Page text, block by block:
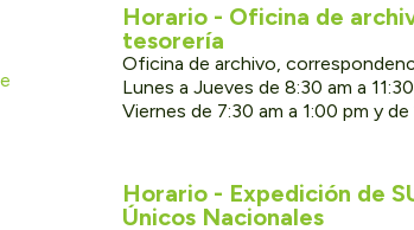
Horario - Oficina de
tesorería
Oficina de archivo,
Lunes a Jueves de 8:30 am a
Viernes de 7:30 am a 1:00 pm y
Horario - Expedición de
Únicos Nacionales